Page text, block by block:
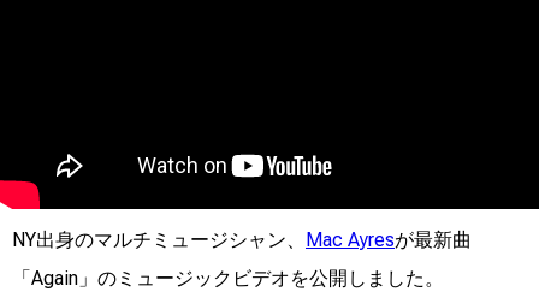
NY出身のマルチミュージシャン、 Mac Ayresが最新曲
「Again」のミュージックビデオを公開しました。